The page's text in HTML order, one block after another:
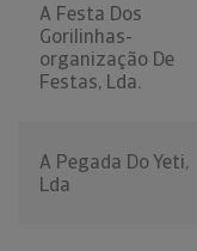
A Festa Dos
Gorilinhas-
organização De
Festas, Lda.
A Pegada Do Yeti,
Lda